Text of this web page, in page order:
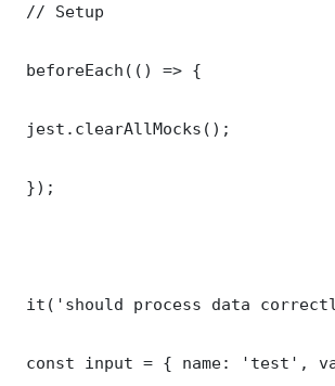
// Setup
beforeEach(() => {
jest.clearAllMocks();
});
it('should process data
const input = { name: 'test',